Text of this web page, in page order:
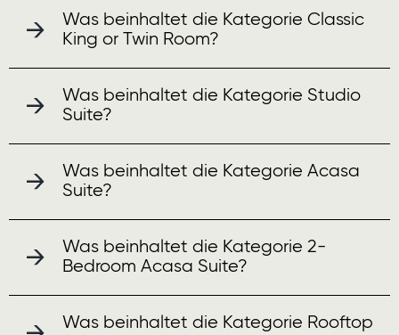
Was beinhaltet die Kategorie Classic
King or Twin Room?
Was beinhaltet die Kategorie Studio
Suite?
Was beinhaltet die Kategorie Acasa
Suite?
Was beinhaltet die Kategorie 2-
Bedroom Acasa Suite?
Was beinhaltet die Kategorie Rooftop